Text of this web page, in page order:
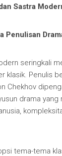
Sastra
Penulisan
seringkali
klasik. Penulis
Chekhov
drama yang
tema-tema